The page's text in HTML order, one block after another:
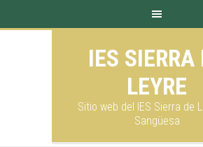
IES SIERRA
LEYRE
Sitio web del IES Sierra de
Sangüesa